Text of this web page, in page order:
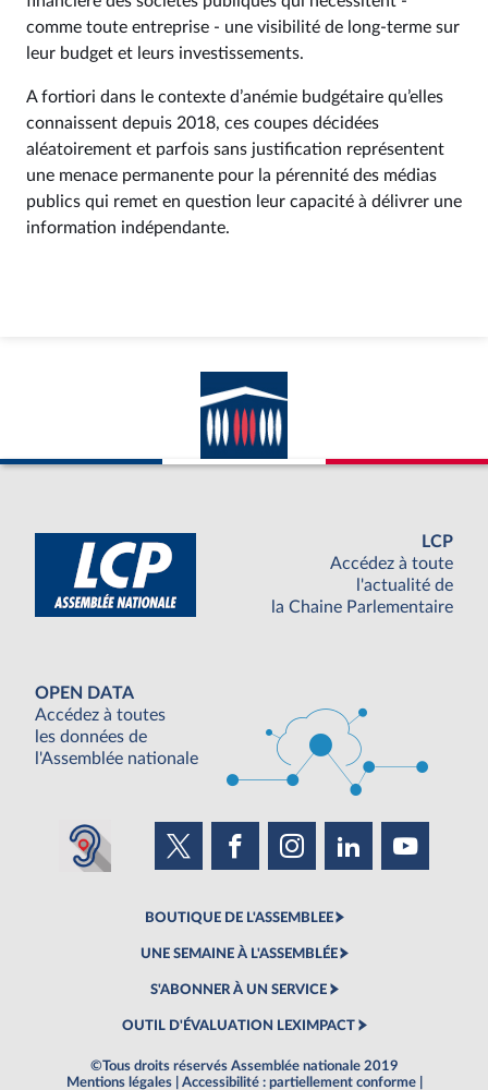
comme toute entreprise - une visibilité de long-terme sur
leur budget et leurs investissements.
A fortiori dans le contexte d’anémie budgétaire qu’elles
connaissent depuis 2018, ces coupes décidées
aléatoirement et parfois sans justification représentent
une menace permanente pour la pérennité des médias
publics qui remet en question leur capacité à délivrer une
information indépendante.
LCP
Accédez à toute
l'actualité de
la Chaine Parlementaire
OPEN DATA
Accédez à toutes
les données de
l'Assemblée nationale
BOUTIQUE DE L'ASSEMBLEE
UNE SEMAINE À L'ASSEMBLÉE
S'ABONNER À UN SERVICE
OUTIL D'ÉVALUATION LEXIMPACT
©Tous droits réservés Assemblée nationale 2019
Mentions légales
Accessibilité : partiellement conforme